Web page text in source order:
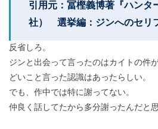
引用元：冨樫義博著『ハンタ
社） 選挙編：ジンへのセリ
反省しろ。
ジンと出会って言ったのはカイトの件
どいこと言った認識はあったらしい。
でも、作中では特に謝ってない。
仲良く話してたから多分謝ったんだと思